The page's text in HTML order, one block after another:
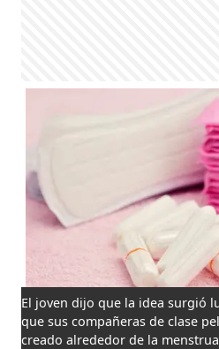
El joven dijo que la idea surgió
que sus compañeras de clase
creado alrededor de la